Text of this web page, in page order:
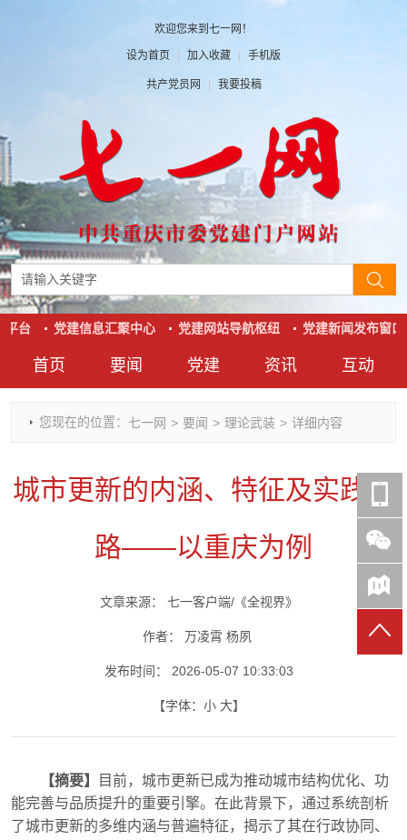
欢迎您来到七一网！
设为首页 | 加入收藏 | 手机版
共产党员网 | 我要投稿
首页 要闻
时政要闻
干部任免
七一视角
党建
党建动态
人才工作
作风建设
资讯
热点关注
党刊好文
党史参阅
互动
红岩评论
七一文学
七一号
台 党建信息汇聚中心 党建网站导航枢纽 党建新闻发布窗口
您现在的位置： 七一网 > 要闻 > 理论武装 > 详细内容
城市更新的内涵、特征及实践进
路——以重庆为例
文章来源： 七一客户端/《全视界》
作者： 万凌霄 杨夙
发布时间： 2026-05-07 10:33:03
【字体： 小 大】
【摘要】
目前，城市更新已成为推动城市结构优化、功
能完善与品质提升的重要引擎。在此背景下，通过系统剖析
了城市更新的多维内涵与普遍特征，揭示了其在行政协同、